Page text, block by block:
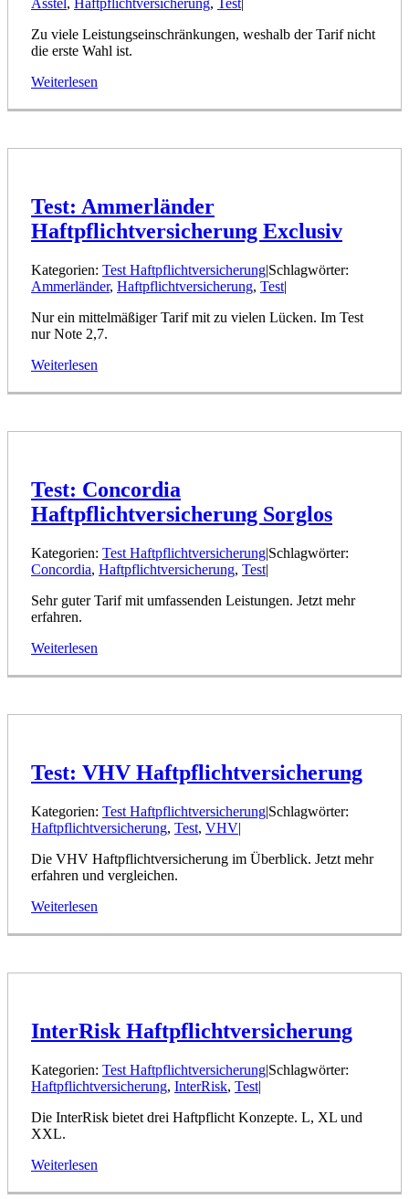
Asstel, Haftpflichtversicherung, Test|
Zu viele Leistungseinschränkungen, weshalb der Tarif nicht
die erste Wahl ist.
Weiterlesen
Test: Ammerländer
Haftpflichtversicherung Exclusiv
Kategorien: Test Haftpflichtversicherung|Schlagwörter:
Ammerländer, Haftpflichtversicherung, Test|
Nur ein mittelmäßiger Tarif mit zu vielen Lücken. Im Test
nur Note 2,7.
Weiterlesen
Test: Concordia
Haftpflichtversicherung Sorglos
Kategorien: Test Haftpflichtversicherung|Schlagwörter:
Concordia, Haftpflichtversicherung, Test|
Sehr guter Tarif mit umfassenden Leistungen. Jetzt mehr
erfahren.
Weiterlesen
Test: VHV Haftpflichtversicherung
Kategorien: Test Haftpflichtversicherung|Schlagwörter:
Haftpflichtversicherung, Test, VHV|
Die VHV Haftpflichtversicherung im Überblick. Jetzt mehr
erfahren und vergleichen.
Weiterlesen
InterRisk Haftpflichtversicherung
Kategorien: Test Haftpflichtversicherung|Schlagwörter:
Haftpflichtversicherung, InterRisk, Test|
Die InterRisk bietet drei Haftpflicht Konzepte. L, XL und
XXL.
Weiterlesen